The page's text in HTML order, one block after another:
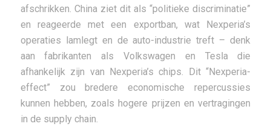
afschrikken. China ziet dit als “politieke discriminatie”
en reageerde met een exportban, wat Nexperia’s
operaties lamlegt en de auto-industrie treft – denk
aan fabrikanten als Volkswagen en Tesla die
afhankelijk zijn van Nexperia’s chips. Dit “Nexperia-
effect” zou bredere economische repercussies
kunnen hebben, zoals hogere prijzen en vertragingen
in de supply chain.